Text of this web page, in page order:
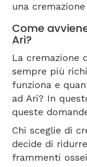
una
Come
Ari?
La cremazione
sempre più
funziona e
ad Ari? In
queste
Chi sceglie di
decide di
frammenti